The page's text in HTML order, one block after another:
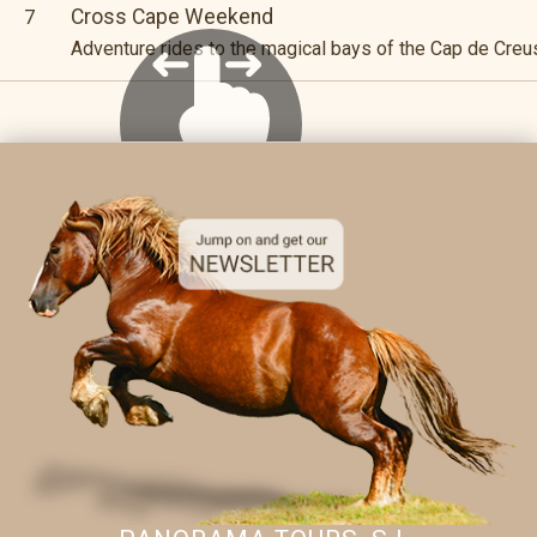
7 Cross Cape Weekend
Adventure rides to the magical bays of the Cap de